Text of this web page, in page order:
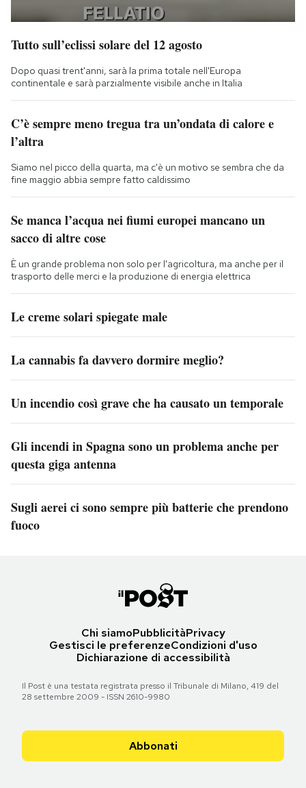
Tutto sull’eclissi solare del 12 agosto
Dopo quasi trent'anni, sarà la prima totale nell'Europa
continentale e sarà parzialmente visibile anche in Italia
C’è sempre meno tregua tra un’ondata di calore e
l’altra
Siamo nel picco della quarta, ma c'è un motivo se sembra che da
fine maggio abbia sempre fatto caldissimo
Se manca l’acqua nei fiumi europei mancano un
sacco di altre cose
È un grande problema non solo per l'agricoltura, ma anche per il
trasporto delle merci e la produzione di energia elettrica
Le creme solari spiegate male
La cannabis fa davvero dormire meglio?
Un incendio così grave che ha causato un temporale
Gli incendi in Spagna sono un problema anche per
questa giga antenna
Sugli aerei ci sono sempre più batterie che prendono
fuoco
Chi siamoPubblicitàPrivacy
Gestisci le preferenzeCondizioni d'uso
Dichiarazione di accessibilità
Il Post è una testata registrata presso il Tribunale di Milano, 419 del
28 settembre 2009 - ISSN 2610-9980
Abbonati